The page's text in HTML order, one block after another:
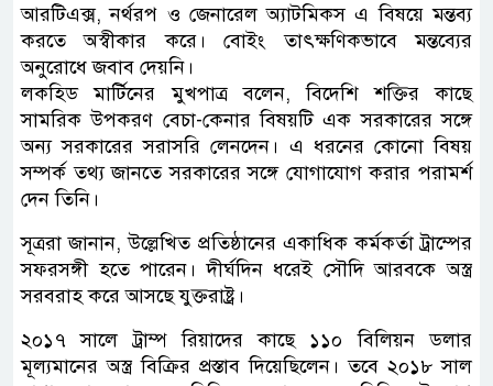
আরটিএক্স, নর্থরপ ও জেনারেল অ্যাটমিকস এ বিষয়ে মন্তব্য
করতে অস্বীকার করে। বোইং তাৎক্ষণিকভাবে মন্তব্যের
অনুরোধে জবাব দেয়নি।
লকহিড মার্টিনের মুখপাত্র বলেন, বিদেশি শক্তির কাছে
সামরিক উপকরণ বেচা-কেনার বিষয়টি এক সরকারের সঙ্গে
অন্য সরকারের সরাসরি লেনদেন। এ ধরনের কোনো বিষয়
সম্পর্ক তথ্য জানতে সরকারের সঙ্গে যোগাযোগ করার পরামর্শ
দেন তিনি।
সূত্ররা জানান, উল্লেখিত প্রতিষ্ঠানের একাধিক কর্মকর্তা ট্রাম্পের
সফরসঙ্গী হতে পারেন। দীর্ঘদিন ধরেই সৌদি আরবকে অস্ত্র
সরবরাহ করে আসছে যুক্তরাষ্ট্র।
২০১৭ সালে ট্রাম্প রিয়াদের কাছে ১১০ বিলিয়ন ডলার
মূল্যমানের অস্ত্র বিক্রির প্রস্তাব দিয়েছিলেন। তবে ২০১৮ সাল